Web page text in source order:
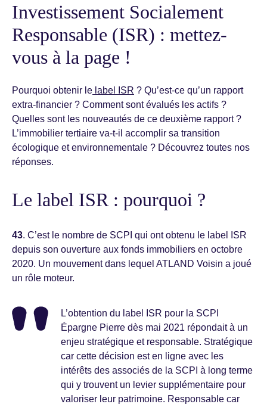
Investissement Socialement
Responsable (ISR) : mettez-
vous à la page !
Pourquoi obtenir le label ISR ? Qu’est-ce qu’un rapport
extra-financier ? Comment sont évalués les actifs ?
Quelles sont les nouveautés de ce deuxième rapport ?
L’immobilier tertiaire va-t-il accomplir sa transition
écologique et environnementale ? Découvrez toutes nos
réponses.
Le label ISR : pourquoi ?
43. C’est le nombre de SCPI qui ont obtenu le label ISR
depuis son ouverture aux fonds immobiliers en octobre
2020. Un mouvement dans lequel ATLAND Voisin a joué
un rôle moteur.
L’obtention du label ISR pour la SCPI
Épargne Pierre dès mai 2021 répondait à un
enjeu stratégique et responsable. Stratégique
car cette décision est en ligne avec les
intérêts des associés de la SCPI à long terme
qui y trouvent un levier supplémentaire pour
valoriser leur patrimoine. Responsable car